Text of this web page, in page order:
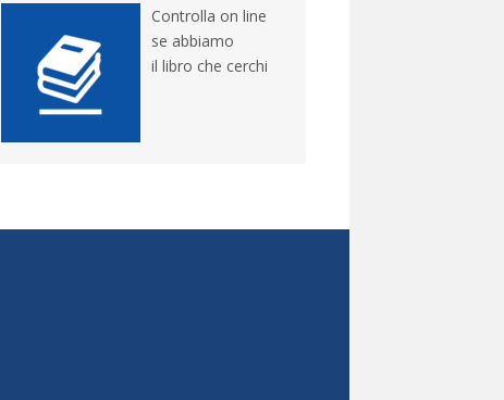
Controlla on line
se abbiamo
il libro che cerchi